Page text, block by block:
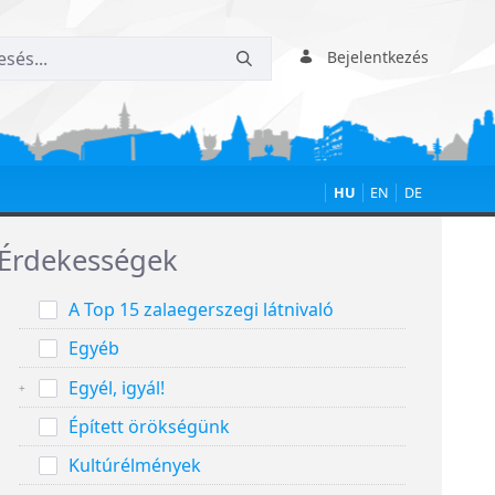
Bejelentkezés
HU EN DE
Hotel***Superior
Érdekességek
A Top 15 zalaegerszegi látnivaló
Egyéb
Egyél, igyál!
Épített örökségünk
Kultúrélmények